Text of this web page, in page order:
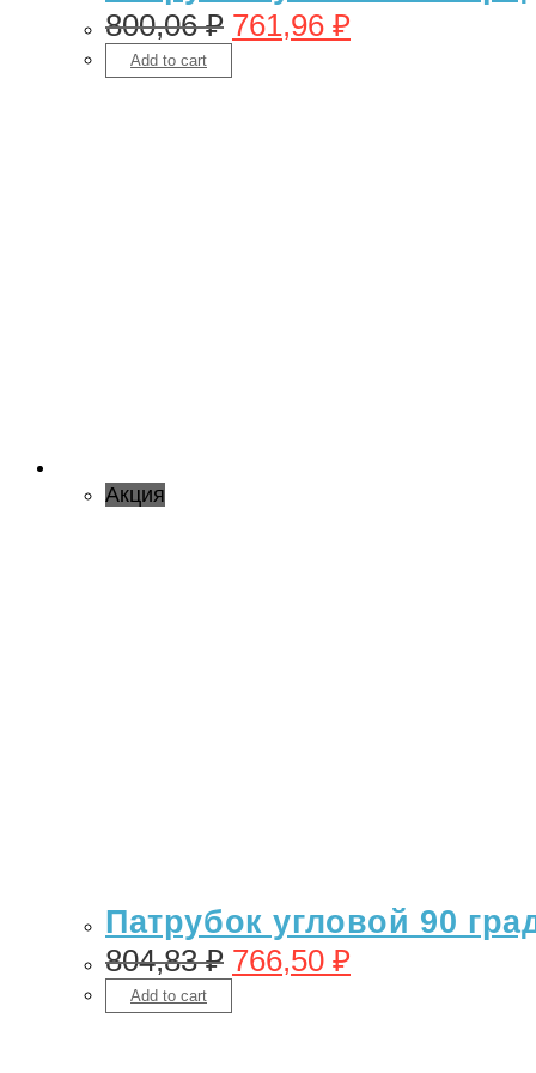
800,06₽ 761,96 ₽
Add to cart
Акция
Патрубок угловой 90
804,83₽ 766,50 ₽
Add to cart